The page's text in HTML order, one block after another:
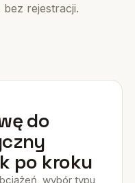
bez rejestracji.
do
po kroku
wybór typu